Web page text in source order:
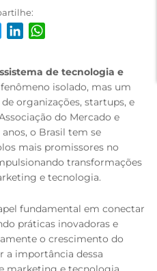
de tecnologia e
isolado, mas um
organizações, startups, e
do Mercado e
o Brasil tem se
mais promissores no
transformações
e tecnologia.
fundamental em conectar
práticas inovadoras e
o crescimento do
a importância dessa